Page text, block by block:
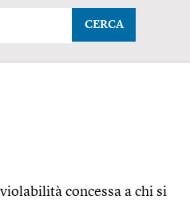
CERCA
concessa a chi si